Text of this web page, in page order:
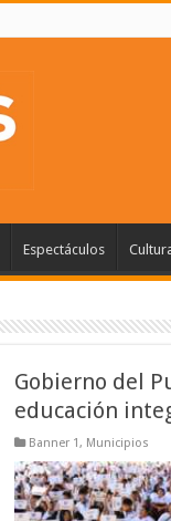
Espectáculos
Gobierno del
educación
Banner 1, Municipios